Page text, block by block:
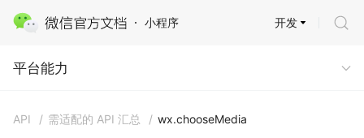
小程序
平台能力 · 多端能力
开发
平台能力
API / 需适配的 API 汇总 / wx.chooseMedia